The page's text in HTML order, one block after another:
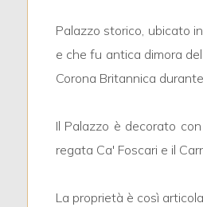
Palazzo storico, ubicato
e che fu antica dimora
Corona Britannica
Il Palazzo è decorato
regata Ca' Foscari e il
La proprietà è così
Locali
minimi
Qualsiasi